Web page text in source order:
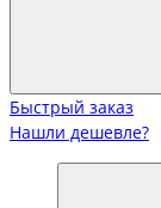
Быстрый заказ
Нашли дешевле?